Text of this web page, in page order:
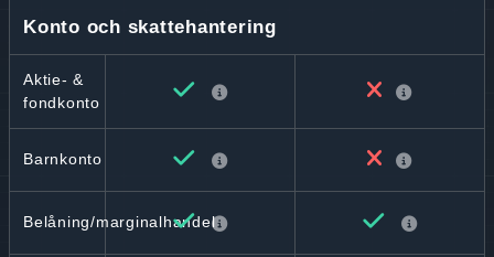
Konto och skattehantering
Aktie- &
fondkonto
Barnkonto
Belåning/marginalhandel